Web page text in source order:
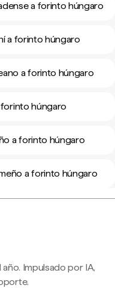
a forinto húngaro
a forinto húngaro
a forinto húngaro
húngaro
a forinto húngaro
a forinto húngaro
Impulsado por IA,